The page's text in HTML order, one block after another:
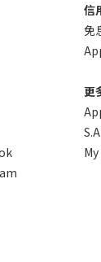
信
免
更